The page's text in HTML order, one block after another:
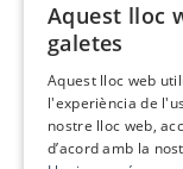
Aquest lloc
galetes
Aquest lloc web
l'experiència de
nostre lloc web,
d’acord amb la